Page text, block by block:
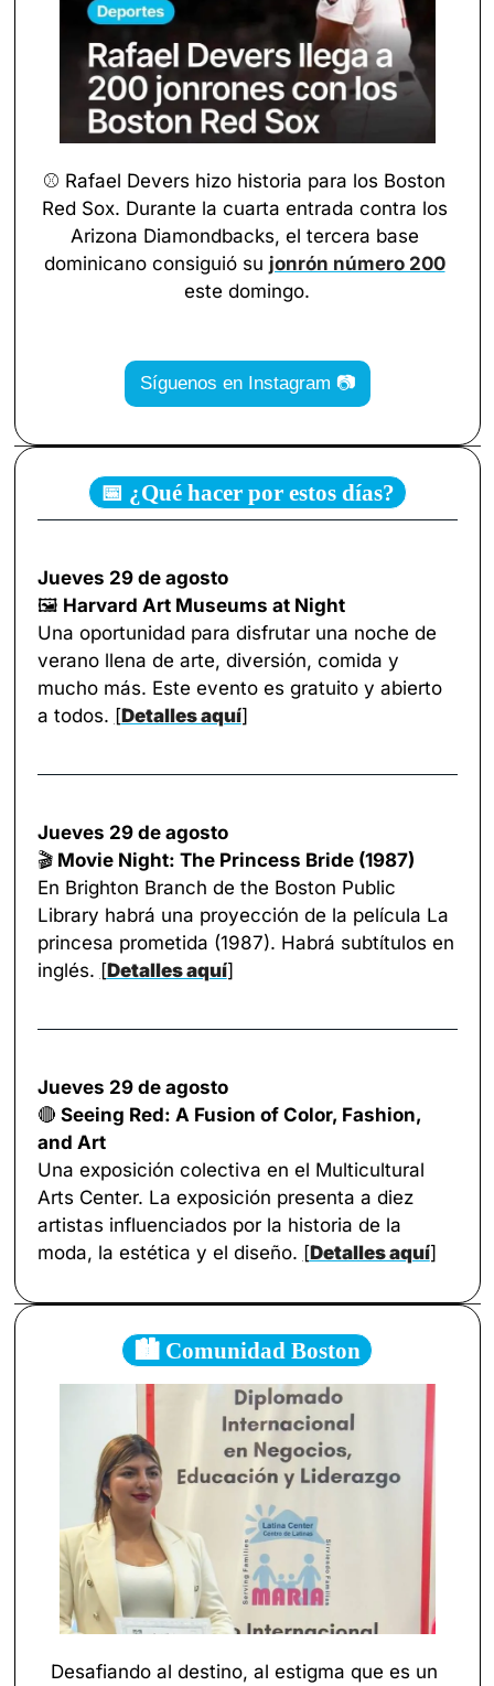
⚾ Rafael Devers hizo historia para los Boston
Red Sox. Durante la cuarta entrada contra los
Arizona Diamondbacks, el tercera base
dominicano consiguió su jonrón número 200
este domingo.
Síguenos en Instagram 📷
📅 ¿Qué hacer por estos días?
Jueves 29 de agosto
🖼️ Harvard Art Museums at Night
Una oportunidad para disfrutar una noche de
verano llena de arte, diversión, comida y
mucho más. Este evento es gratuito y abierto
a todos. [Detalles aquí]
Jueves 29 de agosto
🎬 Movie Night: The Princess Bride (1987)
En Brighton Branch de the Boston Public
Library habrá una proyección de la película La
princesa prometida (1987). Habrá subtítulos en
inglés. [Detalles aquí]
Jueves 29 de agosto
🔴 Seeing Red: A Fusion of Color, Fashion,
and Art
Una exposición colectiva en el Multicultural
Arts Center. La exposición presenta a diez
artistas influenciados por la historia de la
moda, la estética y el diseño. [Detalles aquí]
🏙️ Comunidad Boston
Desafiando al destino, al estigma que es un